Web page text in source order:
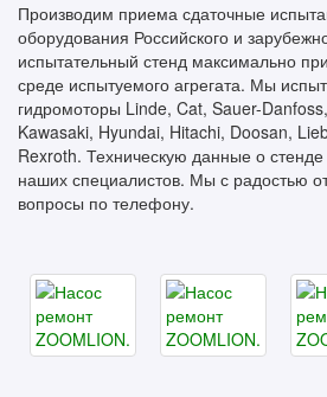
Производим приема сдаточные
оборудования Российского и
испытательный стенд максимально
среде испытуемого агрегата. Мы
гидромоторы Linde, Cat, Sauer-
Kawasaki, Hyundai, Hitachi, Doosan,
Rexroth. Техническую данные о
наших специалистов. Мы с радостью
вопросы по телефону.